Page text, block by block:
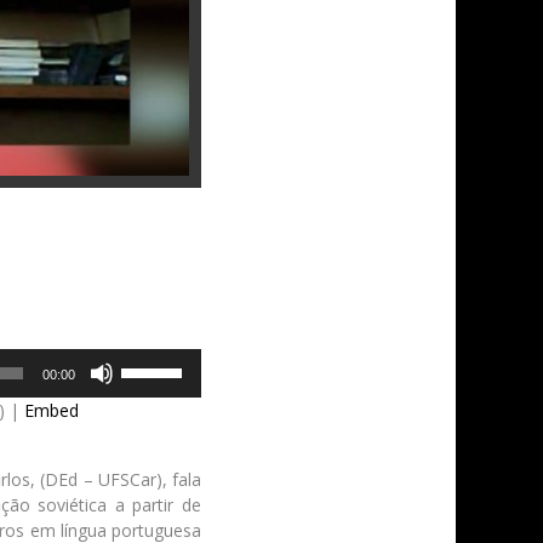
00:00
increase
or
decrease
| Embed
(DEd – UFSCar), fala
soviética a partir de
em língua portuguesa